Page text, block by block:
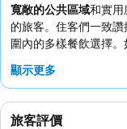
寬敞的公共區域和實用
的旅客。住客們一致讚
圍內的多樣餐飲選擇
顯示更多
旅客評價